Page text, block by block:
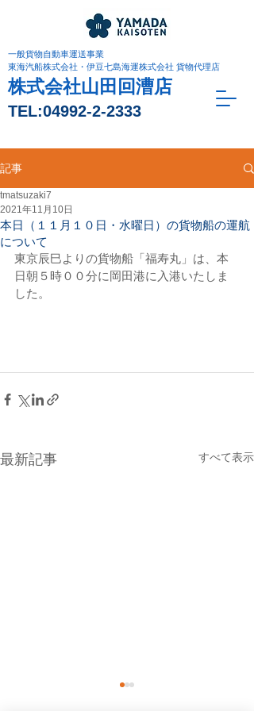
株式会社山田回漕店
TEL:04992-2-2333
一般貨物自動車運送事業
東海汽船株式会社・伊豆七島海運株式会社 貨物代理店
記事
本日（１１月１０日・水曜日）の貨物船の運航
について
tmatsuzaki7
2021年11月10日
東京辰巳よりの貨物船「福寿丸」は、本
日朝５時００分に岡田港に入港いたしま
した。
最新記事 すべて表示